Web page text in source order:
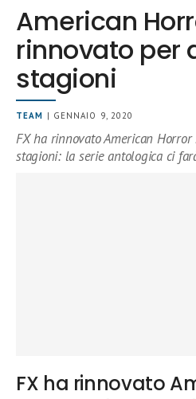
American
rinnovato per
stagioni
TEAM | GENNAIO 9, 2020
FX ha rinnovato American
stagioni: la serie antologica ci
FX ha rinnovato